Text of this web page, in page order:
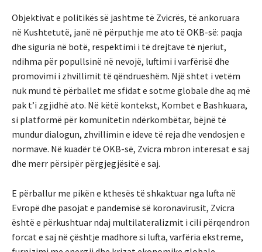
Objektivat e politikës së jashtme të Zvicrës, të ankoruara
në Kushtetutë, janë në përputhje me ato të OKB-së: paqja
dhe siguria në botë, respektimi i të drejtave të njeriut,
ndihma për popullsinë në nevojë, luftimi i varfërisë dhe
promovimi i zhvillimit të qëndrueshëm. Një shtet i vetëm
nuk mund të përballet me sfidat e sotme globale dhe aq më
pak t’i zgjidhë ato. Në këtë kontekst, Kombet e Bashkuara,
si platformë për komunitetin ndërkombëtar, bëjnë të
mundur dialogun, zhvillimin e ideve të reja dhe vendosjen e
normave. Në kuadër të OKB-së, Zvicra mbron interesat e saj
dhe merr përsipër përgjegjësitë e saj.
E përballur me pikën e kthesës të shkaktuar nga lufta në
Evropë dhe pasojat e pandemisë së koronavirusit, Zvicra
është e përkushtuar ndaj multilateralizmit i cili përqendron
forcat e saj në çështje madhore si lufta, varfëria ekstreme,